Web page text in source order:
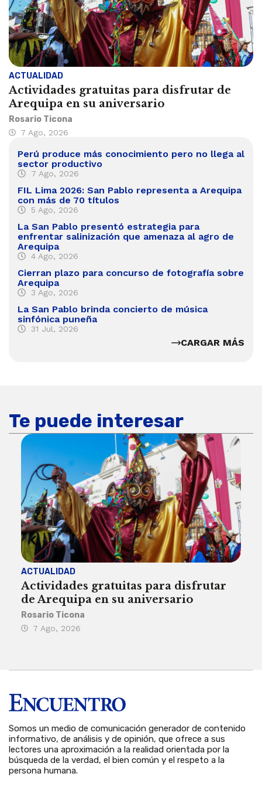
ACTUALIDAD
Actividades gratuitas para disfrutar de
Arequipa en su aniversario
Rosario Ticona
7 Ago, 2026
Perú produce más conocimiento pero no llega al
sector productivo
7 Ago, 2026
FIL Lima 2026: San Pablo representa a Arequipa
con más de 70 títulos
5 Ago, 2026
La San Pablo presentó estrategia para
enfrentar salinización que amenaza al agro de
Arequipa
4 Ago, 2026
Cierran plazo para concurso de fotografía sobre
Arequipa
3 Ago, 2026
La San Pablo brinda concierto de música
sinfónica puneña
31 Jul, 2026
CARGAR MÁS
Te puede interesar
ACTUALIDAD
Actividades gratuitas para disfrutar
de Arequipa en su aniversario
Rosario Ticona
7 Ago, 2026
Somos un medio de comunicación generador de contenido
informativo, de análisis y de opinión, que ofrece a sus
lectores una aproximación a la realidad orientada por la
búsqueda de la verdad, el bien común y el respeto a la
persona humana.